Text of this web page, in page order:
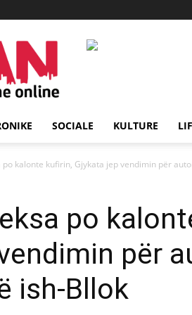
SOCIALE KULTURE
kalonte kufirin, Gjykata jep vendimin për
po
për
ish-Bllok